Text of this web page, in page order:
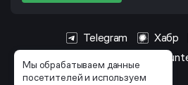
Мы обрабатываем данные
посетителей и используем
Telegram Хабр